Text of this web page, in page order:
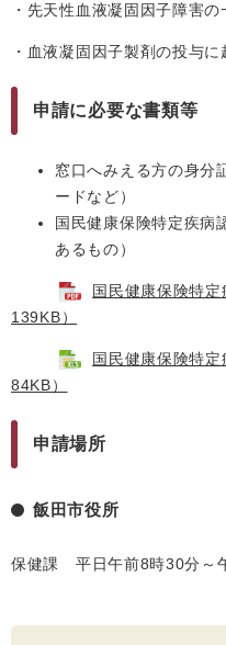
・先天性血液凝固因子障害の
・血液凝固因子製剤の投与
申請に必要な書類等
窓口へみえる方の身分
ードなど）
国民健康保険特定疾病
あるもの）
国民健康保険特
139KB）
国民健康保険特
84KB）
申請場所
飯田市役所
保健課 平日午前8時30分～